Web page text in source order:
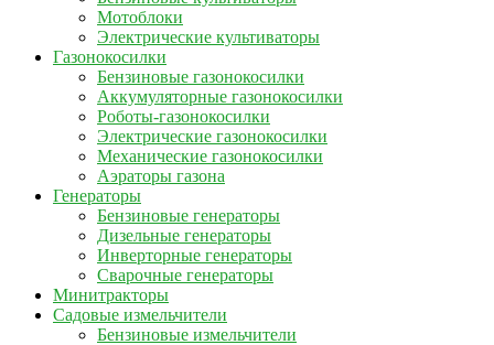
Мотоблоки
Электрические культиваторы
Газонокосилки
Бензиновые газонокосилки
Аккумуляторные газонокосилки
Роботы-газонокосилки
Электрические газонокосилки
Механические газонокосилки
Аэраторы газона
Генераторы
Бензиновые генераторы
Дизельные генераторы
Инверторные генераторы
Сварочные генераторы
Минитракторы
Садовые измельчители
Бензиновые измельчители